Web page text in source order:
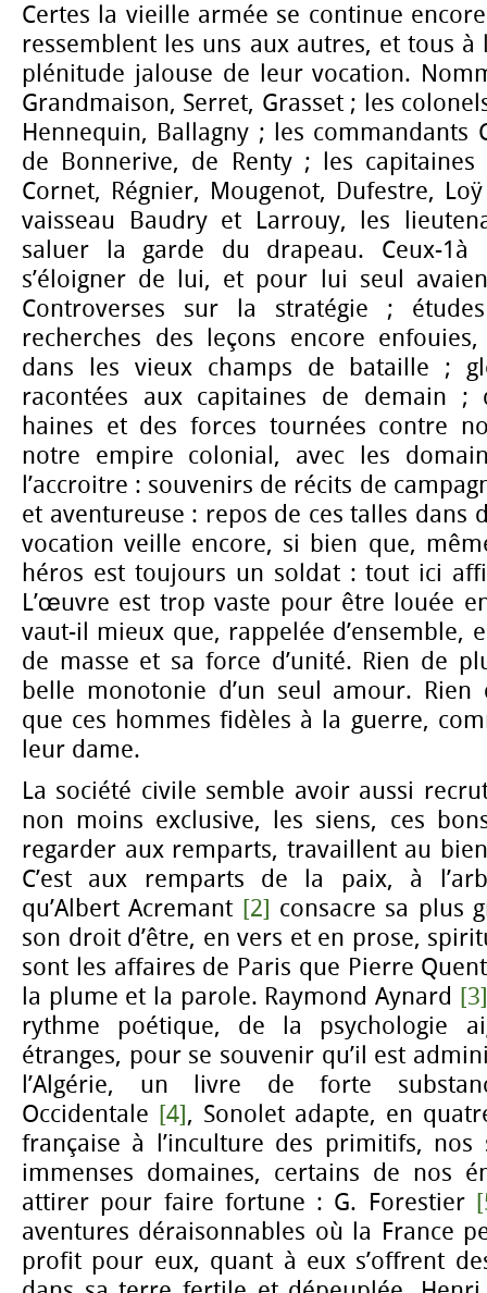
Certes la vieille armée se continue
ressemblent les uns aux autres, et tous
plénitude jalouse de leur vocation.
Grandmaison, Serret, Grasset ; les
Hennequin, Ballagny ; les commandants
de Bonnerive, de Renty ; les capitaines
Cornet, Régnier, Mougenot, Dufestre,
vaisseau Baudry et Larrouy, les
saluer la garde du drapeau. Ceux-1à
s’éloigner de lui, et pour lui seul
Controverses sur la stratégie ;
recherches des leçons encore
dans les vieux champs de bataille ;
racontées aux capitaines de demain ;
haines et des forces tournées contre
notre empire colonial, avec les
l’accroitre : souvenirs de récits de
et aventureuse : repos de ces talles dans
vocation veille encore, si bien que,
héros est toujours un soldat : tout ici
L’œuvre est trop vaste pour être louée
vaut-il mieux que, rappelée d’ensemble,
de masse et sa force d’unité. Rien de
belle monotonie d’un seul amour. Rien
que ces hommes fidèles à la guerre,
leur dame.
La société civile semble avoir aussi
non moins exclusive, les siens, ces
regarder aux remparts, travaillent au
C’est aux remparts de la paix, à
qu’Albert Acremant [2] consacre sa plus
son droit d’être, en vers et en prose,
sont les affaires de Paris que Pierre
la plume et la parole. Raymond Aynard [3]
rythme poétique, de la psychologie
étranges, pour se souvenir qu’il est
l’Algérie, un livre de forte
Occidentale [4], Sonolet adapte, en
française à l’inculture des primitifs, nos
immenses domaines, certains de nos
attirer pour faire fortune : G. Forestier
aventures déraisonnables où la France
profit pour eux, quant à eux s’offrent